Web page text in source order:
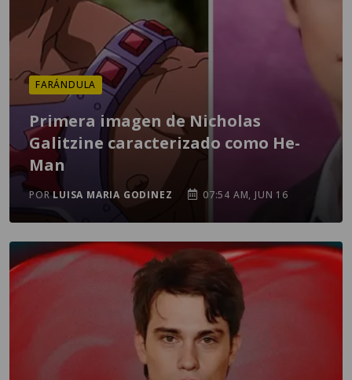
FARÁNDULA
Primera imagen de Nicholas
Galitzine caracterizado como He-
Man
PORLUISA MARIA GODINEZ 07:54 AM, JUN 16